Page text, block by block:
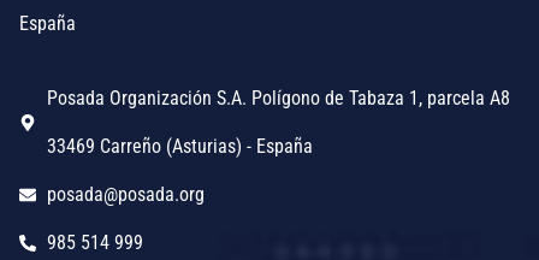
España
Posada Organización S.A. Polígono de Tabaza 1, parcela A8
33469 Carreño (Asturias) - España
posada@posada.org
985 514 999